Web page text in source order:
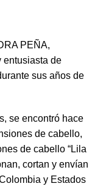
PEÑA,
entusiasta de
sus años de
se encontró hace
de cabello,
de cabello “Lila
cortan y envían
y Estados